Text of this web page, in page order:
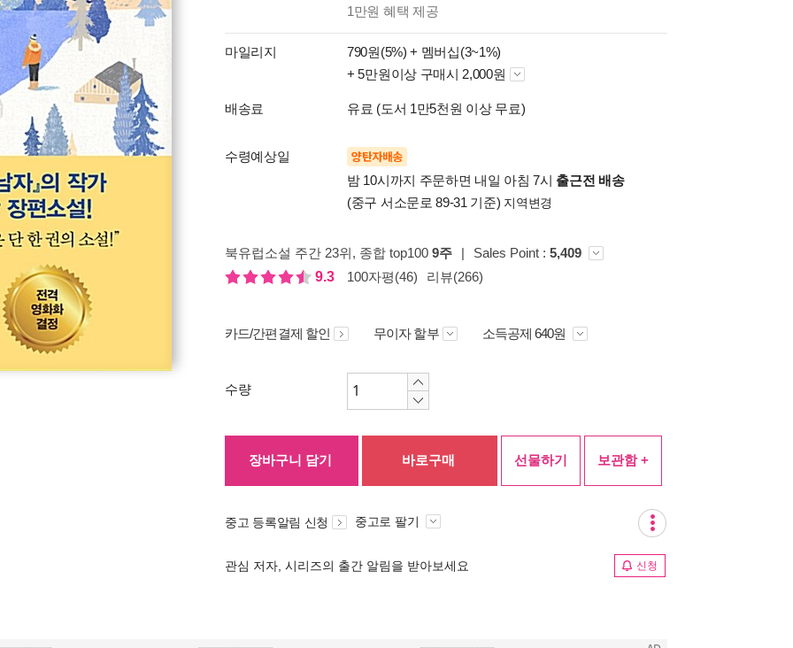
1만원 혜택 제공
마일리지 790원(5%) + 멤버십(3~1%)
+ 5만원이상 구매시 2,000원
배송료 유료 (도서 1만5천원 이상 무료)
수령예상일 양탄자배송
밤 10시까지 주문하면 내일 아침 7시 출근전 배송
(중구 서소문로 89-31 기준) 지역변경
북유럽소설 주간 23위, 종합 top100 9주 | Sales Point : 5,409
9.3
100자평(46) 리뷰(266)
카드/간편결제 할인 무이자 할부 소득공제 640원
수량
장바구니 담기 바로구매 선물하기 보관함 +
중고 등록알림 신청 중고로 팔기
관심 저자, 시리즈의 출간 알림을 받아보세요 신청